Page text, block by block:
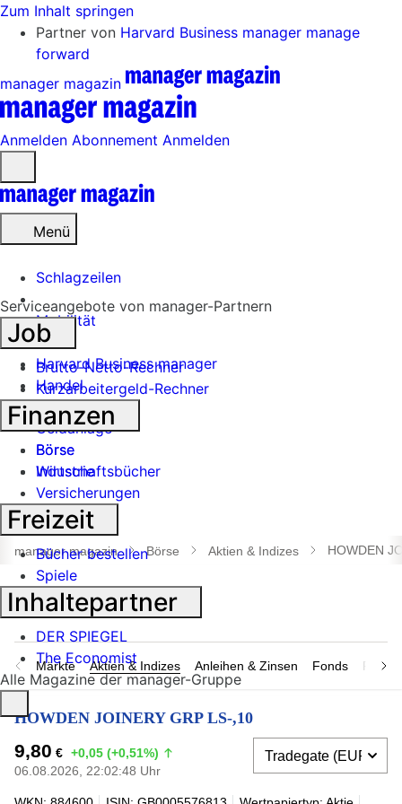
Zum Inhalt springen
Partner von Harvard Business manager manage
forward
manager magazin
Anmelden Abonnement Anmelden
öffnen
Menü
Schlagzeilen
Mobilität
Tech
Harvard Business manager
Handel
Banken
Geldanlage
Börse
Industrie
Suche
öffnen
manager magazin Börse Aktien & Indizes HOWDEN
Märkte Aktien & Indizes Anleihen & Zinsen Fonds
HOWDEN JOINERY GRP LS-,10
9,80 € +0,05 (+0,51%)
06.08.2026, 22:02:48 Uhr
Serviceangebote von manager-Partnern
Job
Brutto-Netto-Rechner
Kurzarbeitergeld-Rechner
Finanzen
Börse
Wirtschaftsbücher
Versicherungen
Freizeit
Bücher bestellen
Spiele
Inhaltepartner
DER SPIEGEL
The Economist
Alle Magazine der manager-Gruppe